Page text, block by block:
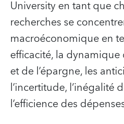
University en tant que
recherches se
macroéconomique en
efficacité, la
et de l’épargne, les
l’incertitude, l’inégalité
l’efficience des